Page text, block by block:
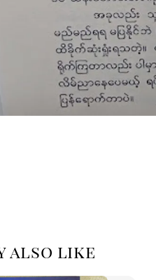
also like